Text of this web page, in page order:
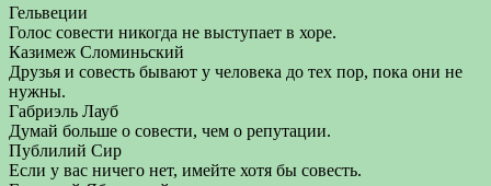
Гельвеции
Голос совести никогда не выступает в хоре.
Казимеж Сломиньский
Друзья и совесть бывают у человека до тех пор, пока они не
нужны.
Габриэль Лауб
Думай больше о совести, чем о репутации.
Публилий Сир
Если у вас ничего нет, имейте хотя бы совесть.